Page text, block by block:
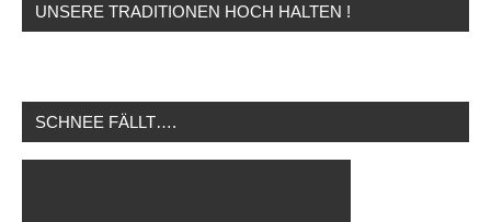
UNSERE TRADITIONEN HOCH HALTEN !
SCHNEE FÄLLT….